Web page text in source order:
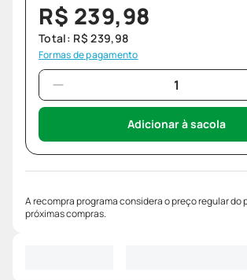
R$ 239,98
Total: R$ 239,98
Formas de pagamento
Adicionar à sacola
A recompra programa considera o preço regular do
próximas compras.